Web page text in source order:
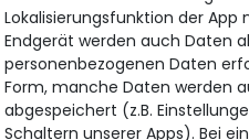
Lokalisierungsfunktion der
Endgerät werden auch Daten
personenbezogenen Daten
Form, manche Daten werden
abgespeichert (z.B.
Schaltern unserer Apps). Bei